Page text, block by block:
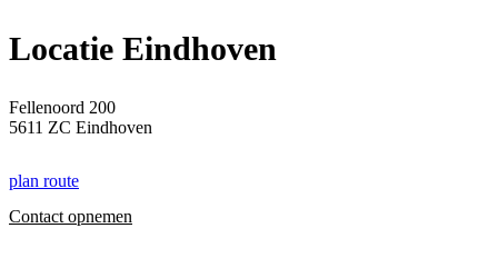
Locatie Eindhoven
Fellenoord 200
5611 ZC Eindhoven
plan route
Contact opnemen